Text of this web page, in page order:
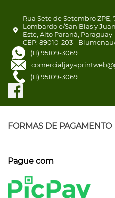
Rua Sete de Setembro
Lombardo e/San Blas y
Este, Alto Paraná, Paraguay
CEP: 89010-203 -
(11) 95109-3069
(11) 95109-3069
FORMAS DE PAGAMENTO
Pague com